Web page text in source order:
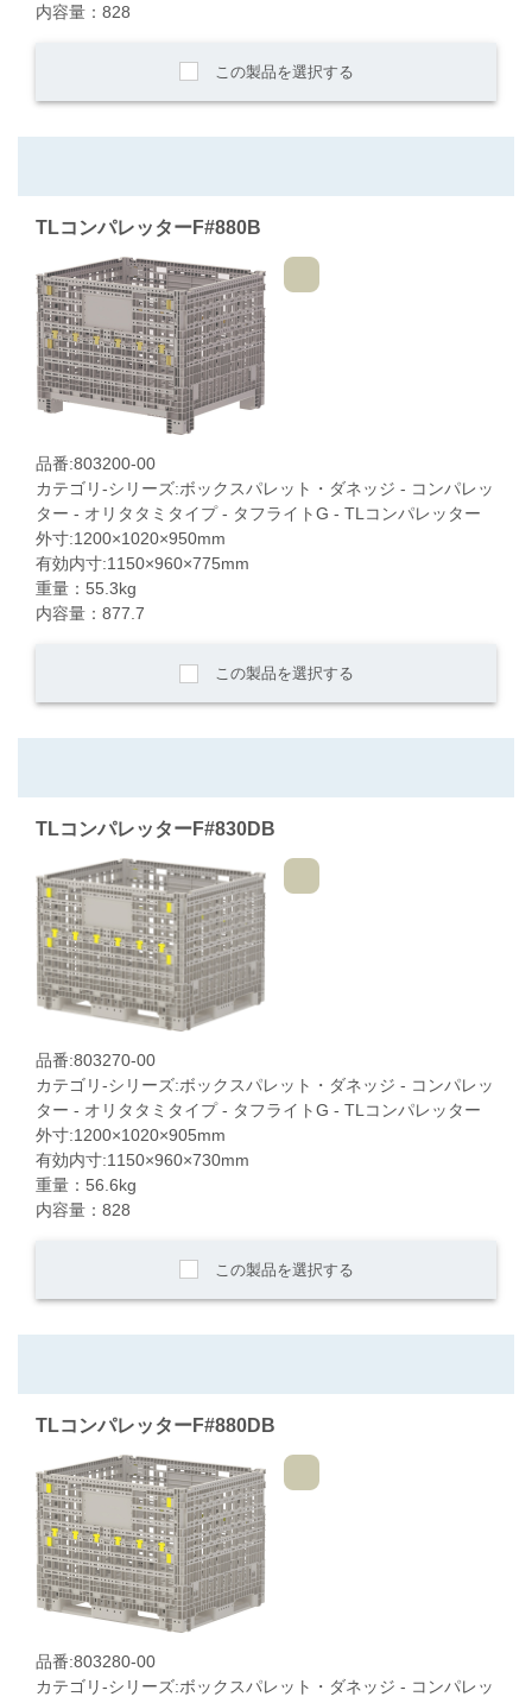
内容量：828
この製品を選択する
TLコンパレッターF#880B
品番:803200-00
カテゴリ-シリーズ:ボックスパレット・ダネッジ - コンパレッ
ター - オリタタミタイプ - タフライトG - TLコンパレッター
外寸:1200×1020×950mm
有効内寸:1150×960×775mm
重量：55.3kg
内容量：877.7
この製品を選択する
TLコンパレッターF#830DB
品番:803270-00
カテゴリ-シリーズ:ボックスパレット・ダネッジ - コンパレッ
ター - オリタタミタイプ - タフライトG - TLコンパレッター
外寸:1200×1020×905mm
有効内寸:1150×960×730mm
重量：56.6kg
内容量：828
この製品を選択する
TLコンパレッターF#880DB
品番:803280-00
カテゴリ-シリーズ:ボックスパレット・ダネッジ - コンパレッ